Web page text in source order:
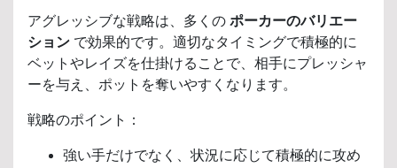
アグレッシブな戦略は、多くの ポーカーのバリエー
ション で効果的です。適切なタイミングで積極的に
ベットやレイズを仕掛けることで、相手にプレッシャ
ーを与え、ポットを奪いやすくなります。
戦略のポイント：
強い手だけでなく、状況に応じて積極的に攻め